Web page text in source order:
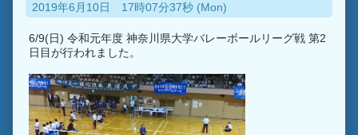
2019年6月10日 17時07分37秒 (Mon)
6/9(日) 令和元年度 神奈川県大学バレーボールリーグ戦 第2
日目が行われました。